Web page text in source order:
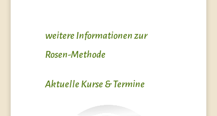
weitere Informationen zur
Rosen-Methode
Aktuelle Kurse & Termine